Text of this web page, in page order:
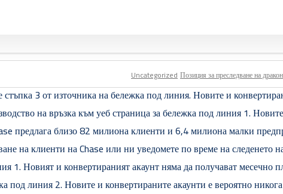
UncategorizedПозиция за преследване на
3 от източника на бележка под линия. Новите и
на връзка към уеб страница за бележка под линия 1.
предлага близо 82 милиона клиенти и 6,4 милиона малки
на клиенти на Chase или ни уведомете по време на
1. Новият и конвертираният акаунт няма да получават месечно
под линия 2. Новите и конвертираните акаунти е вероятно